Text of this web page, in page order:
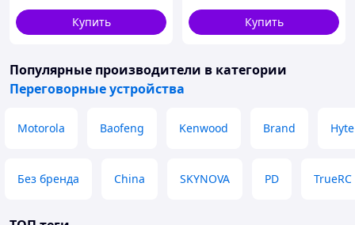
Купить
Купить
Популярные производители в категории
Переговорные устройства
Motorola Baofeng Kenwood Brand
Без бренда China SKYNOVA PD TrueRC